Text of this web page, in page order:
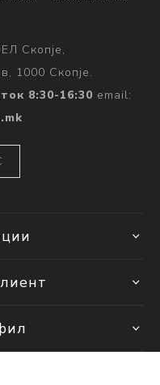
Скопје,
1000 Скопје.
8:30-16:30 email: